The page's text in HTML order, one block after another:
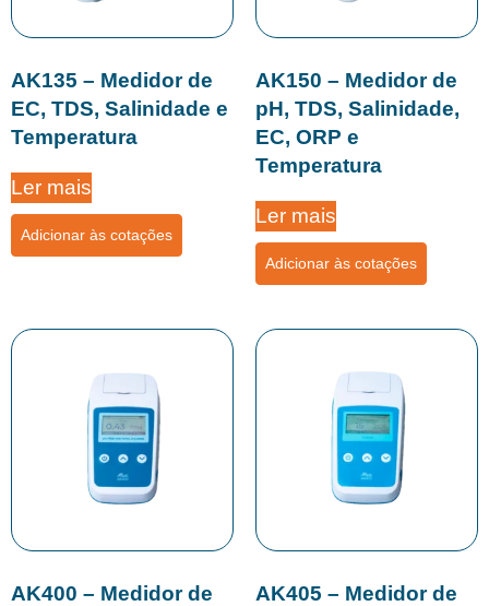
AK135 – Medidor de
EC, TDS, Salinidade e
Temperatura
Ler mais
Adicionar às cotações
AK150 – Medidor de
pH, TDS, Salinidade,
EC, ORP e
Temperatura
Ler mais
Adicionar às cotações
AK400 – Medidor de
AK405 – Medidor de